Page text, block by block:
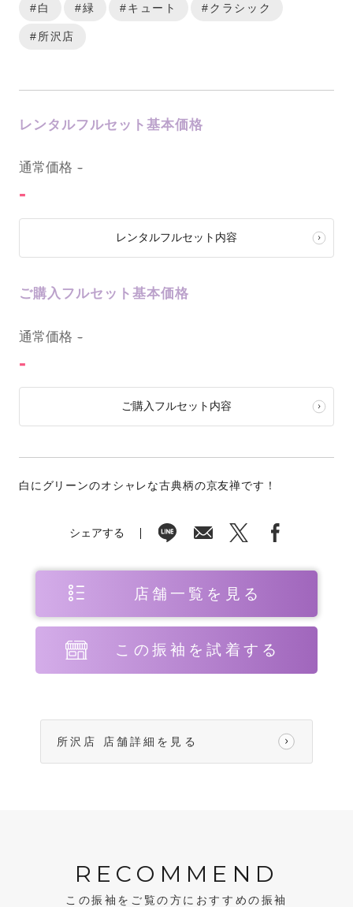
#白 #緑 #キュート #クラシック
#所沢店
レンタルフルセット基本価格
通常価格 -
-
レンタルフルセット内容
ご購入フルセット基本価格
通常価格 -
-
ご購入フルセット内容
白にグリーンのオシャレな古典柄の京友禅です！
シェアする
店舗一覧を見る
この振袖を試着する
所沢店 店舗詳細を見る
RECOMMEND
この振袖をご覧の方におすすめの振袖